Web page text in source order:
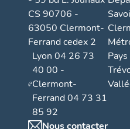
CS 90706 -
63050 Clermont-
Ferrand cedex 2
Lyon 04 26 73
40 00 -
Clermont-
Ferrand 04 73 31
85 92
Nous contacter